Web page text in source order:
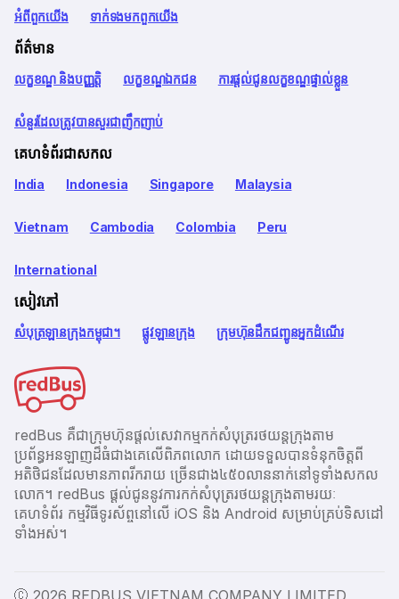
អំពី​ពួក​យើង ទាក់ទង​មក​ពួក​យើង
ព័ត៌មាន
លក្ខខណ្ឌ និងបញ្ញត្តិ លក្ខខណ្ឌឯកជន ការផ្តល់ជូនលក្ខខណ្ឌផ្ទាល់ខ្លួន
សំនួរដែលត្រូវបានសួរជាញឹកញាប់
គេហទំព័រជាសកល
India Indonesia Singapore Malaysia
Vietnam Cambodia Colombia Peru
International
សៀវភៅ
សំបុត្រឡានក្រុងកម្ពុជា។ ផ្លូវឡានក្រុង ក្រុមហ៊ុនដឹកជញ្ជូនអ្នកដំណើរ
redBus គឺជាក្រុមហ៊ុនផ្តល់សេវាកម្មកក់សំបុត្ររថយន្តក្រុងតាម
ប្រព័ន្ធអនឡាញដ៏ធំជាងគេលើពិភពលោក ដោយទទួលបានទំនុកចិត្តពី
អតិថិជនដែលមានភាពរីករាយ ច្រើនជាង​៤៥០លាននាក់នៅទូទាំងសកល
លោក។ redBus ផ្ដល់ជូននូវការកក់សំបុត្ររថយន្តក្រុងតាមរយៈ
គេហទំព័រ កម្មវិធីទូរស័ព្ចនៅលើ iOS និង Android សម្រាប់គ្រប់ទិសដៅ
ទាំងអស់។
Ⓒ 2026 REDBUS VIETNAM COMPANY LIMITED